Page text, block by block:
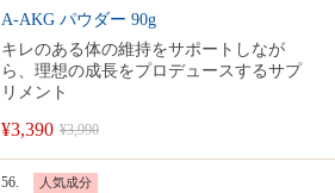
A-AKG パウダー 90g
キレのある体の維持をサポートしなが
ら、理想の成長をプロデュースするサプ
リメント
¥3,390 ¥3,990
56. 人気成分